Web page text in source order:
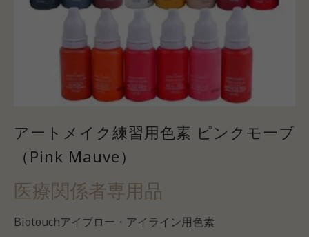
アートメイク練習用色素 ピンクモーブ
（Pink Mauve）
医療関係者専用品
Biotouchアイブロー・アイライン用色素